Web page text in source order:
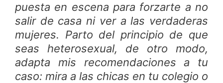
puesta en escena para forzarte a no
salir de casa ni ver a las verdaderas
mujeres. Parto del principio de que
seas heterosexual, de otro modo,
adapta mis recomendaciones a tu
caso: mira a las chicas en tu colegio o